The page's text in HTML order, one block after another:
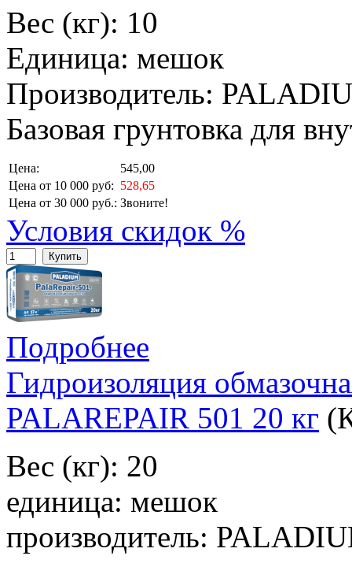
Вес (кг): 10
Единица: мешок
Производитель:
Базовая грунтовка для
Цена:
545,00
Цена от 10 000 руб: 528,65
Цена от 30 000 руб.: Звоните!
Условия скидок %
Купить
Подробнее
Гидроизоляция
PALAREPAIR 501 20 кг
Вес (кг): 20
единица: мешок
производитель: